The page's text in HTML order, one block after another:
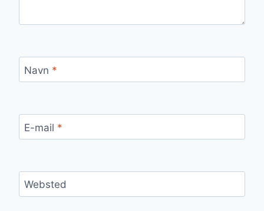
Navn *
E-mail *
Websted